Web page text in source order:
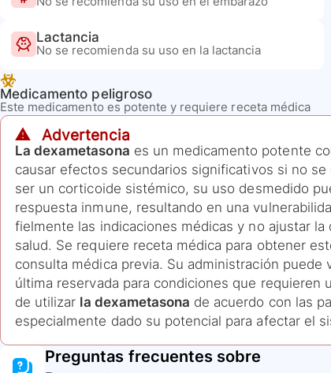
Lactancia
No se recomienda su uso en la lactancia
Medicamento peligroso
Este medicamento es potente y requiere receta médica
⚠️ Advertencia
La dexametasona es un medicamento potente
causar efectos secundarios significativos si no
ser un corticoide sistémico, su uso desmedido
respuesta inmune, resultando en una
fielmente las indicaciones médicas y no ajustar
salud. Se requiere receta médica para obtener
consulta médica previa. Su administración
última reservada para condiciones que requieren
de utilizar la dexametasona de acuerdo con las
especialmente dado su potencial para afectar el
Preguntas frecuentes sobre